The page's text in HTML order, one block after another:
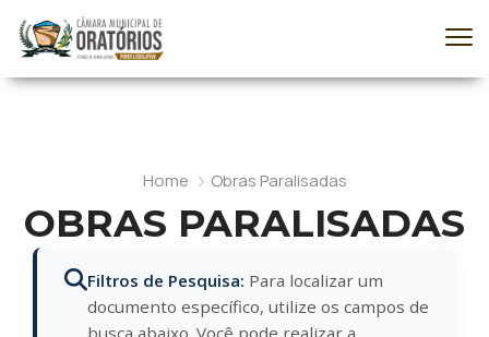
Home Obras Paralisadas
OBRAS PARALISADAS
Filtros de Pesquisa: Para localizar um
documento específico, utilize os campos de
busca abaixo. Você pode realizar a